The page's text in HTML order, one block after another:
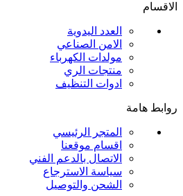
الاقسام
العدد اليدوية
الامن الصناعي
مولدات الكهرباء
منتجات الري
ادوات التنظيف
روابط هامة
المتجر الرئيسي
اقسام موقعنا
الاتصال بالدعم الفني
سياسة الاسترجاع
الشحن والتوصيل